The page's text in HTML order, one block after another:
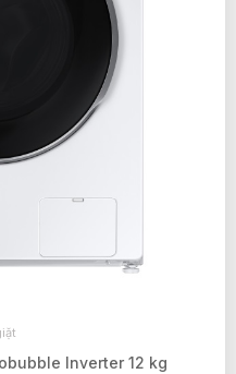
Inverter 12 kg